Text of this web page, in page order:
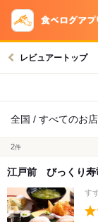
レビュアートップ
全国 / すべてのお店
2件
江戸前 びっくり寿
す